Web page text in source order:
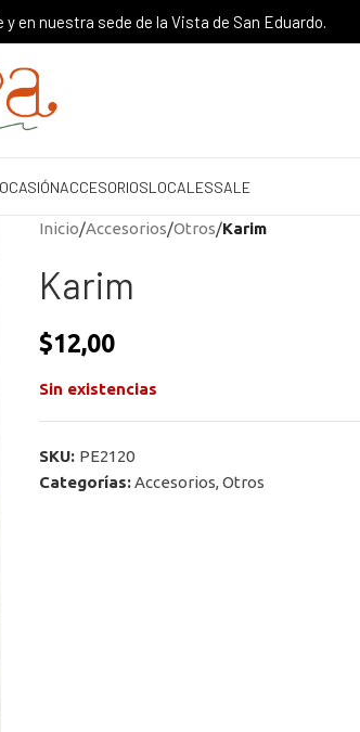
en nuestra sede de la Vista de San Eduardo.
OCASIÓNACCESORIOSLOCALESSALE
Inicio/Accesorios/Otros/Karim
Karim
$12,00
Sin existencias
SKU: PE2120
Categorías:Accesorios, Otros